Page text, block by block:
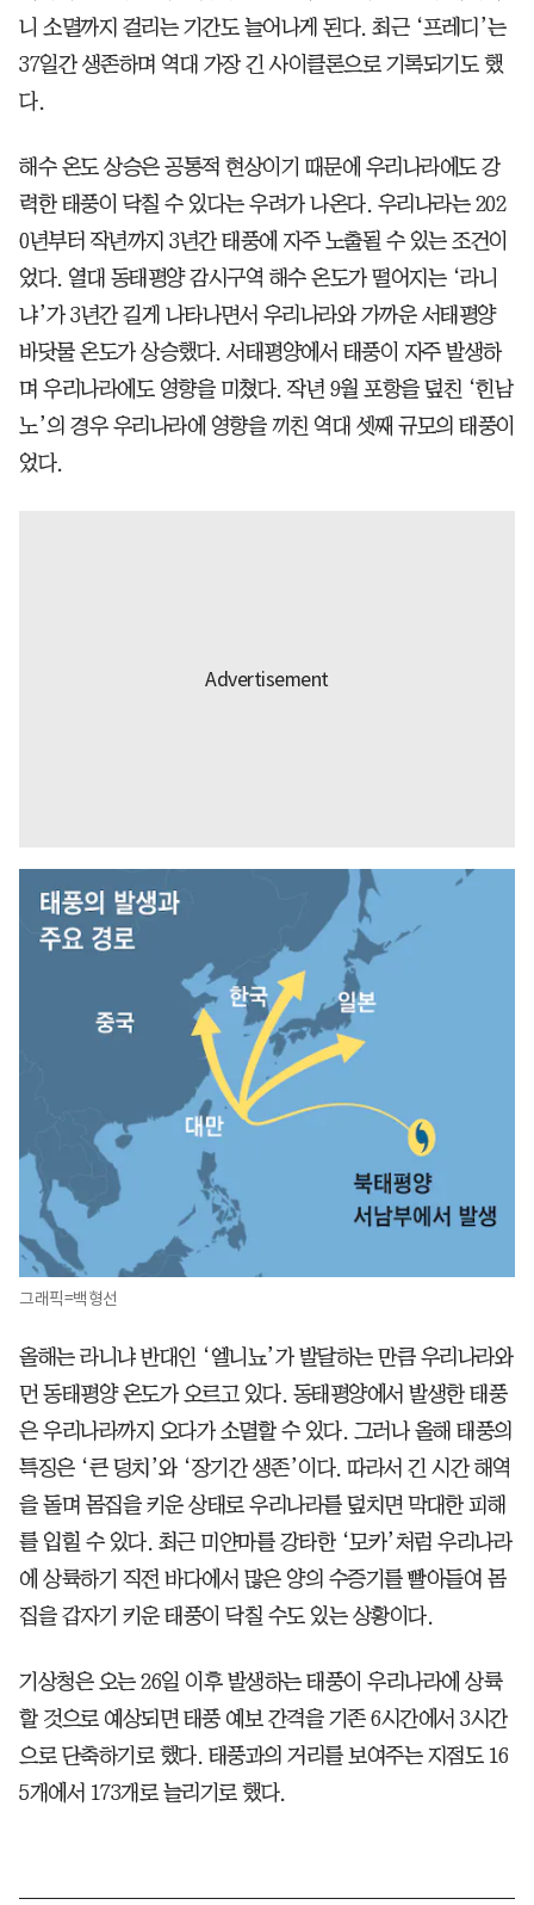
니 소멸까지 걸리는 기간도 늘어나게 된다. 최근 ‘프레디’는
37일간 생존하며 역대 가장 긴 사이클론으로 기록되기도 했
다.
해수 온도 상승은 공통적 현상이기 때문에 우리나라에도 강
력한 태풍이 닥칠 수 있다는 우려가 나온다. 우리나라는 202
0년부터 작년까지 3년간 태풍에 자주 노출될 수 있는 조건이
었다. 열대 동태평양 감시구역 해수 온도가 떨어지는 ‘라니
냐’가 3년간 길게 나타나면서 우리나라와 가까운 서태평양
바닷물 온도가 상승했다. 서태평양에서 태풍이 자주 발생하
며 우리나라에도 영향을 미쳤다. 작년 9월 포항을 덮친 ‘힌남
노’의 경우 우리나라에 영향을 끼친 역대 셋째 규모의 태풍이
었다.
그래픽=백형선
올해는 라니냐 반대인 ‘엘니뇨’가 발달하는 만큼 우리나라와
먼 동태평양 온도가 오르고 있다. 동태평양에서 발생한 태풍
은 우리나라까지 오다가 소멸할 수 있다. 그러나 올해 태풍의
특징은 ‘큰 덩치’와 ‘장기간 생존’이다. 따라서 긴 시간 해역
을 돌며 몸집을 키운 상태로 우리나라를 덮치면 막대한 피해
를 입힐 수 있다. 최근 미얀마를 강타한 ‘모카’처럼 우리나라
에 상륙하기 직전 바다에서 많은 양의 수증기를 빨아들여 몸
집을 갑자기 키운 태풍이 닥칠 수도 있는 상황이다.
기상청은 오는 26일 이후 발생하는 태풍이 우리나라에 상륙
할 것으로 예상되면 태풍 예보 간격을 기존 6시간에서 3시간
으로 단축하기로 했다. 태풍과의 거리를 보여주는 지점도 16
5개에서 173개로 늘리기로 했다.